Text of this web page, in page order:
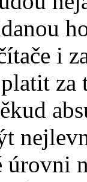
i
za
úrovni